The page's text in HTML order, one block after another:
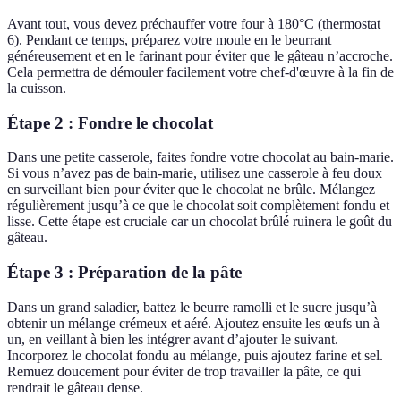
Avant tout, vous devez préchauffer votre four à 180°C (thermostat
6). Pendant ce temps, préparez votre moule en le beurrant
généreusement et en le farinant pour éviter que le gâteau n’accroche.
Cela permettra de démouler facilement votre chef-d'œuvre à la fin de
la cuisson.
Étape 2 : Fondre le chocolat
Dans une petite casserole, faites fondre votre chocolat au bain-marie.
Si vous n’avez pas de bain-marie, utilisez une casserole à feu doux
en surveillant bien pour éviter que le chocolat ne brûle. Mélangez
régulièrement jusqu’à ce que le chocolat soit complètement fondu et
lisse. Cette étape est cruciale car un chocolat brûlé ruinera le goût du
gâteau.
Étape 3 : Préparation de la pâte
Dans un grand saladier, battez le beurre ramolli et le sucre jusqu’à
obtenir un mélange crémeux et aéré. Ajoutez ensuite les œufs un à
un, en veillant à bien les intégrer avant d’ajouter le suivant.
Incorporez le chocolat fondu au mélange, puis ajoutez farine et sel.
Remuez doucement pour éviter de trop travailler la pâte, ce qui
rendrait le gâteau dense.